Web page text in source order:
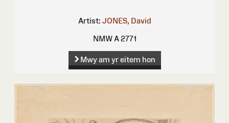
Artist: JONES, David
NMW A 2771
Mwy am yr eitem hon